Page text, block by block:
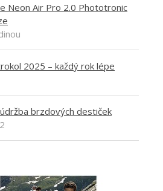
Neon Air Pro 2.0 Phototronic
2025 – každý rok lépe
brzdových destiček